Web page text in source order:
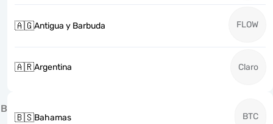
🇦🇬Antigua y Barbuda FLOW
🇦🇷Argentina Claro
B
🇧🇸Bahamas BTC